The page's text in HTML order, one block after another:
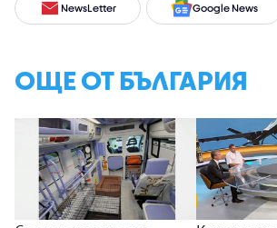
NewsLetter Google News
ОЩЕ ОТ БЪЛГАРИЯ